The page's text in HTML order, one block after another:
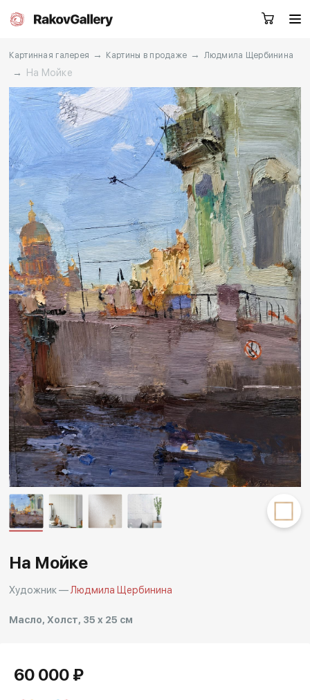
Санкт-Петербург
RU EN CN
Каталог Художники
О нас Услуги
События Контакты
Другие проекты
Rakov
baget
Rakov
special
Заказать звонок
Картинная галерея → Картины в продаже → Людмила Щербинина
→ На Мойке
На Мойке
Художник —Людмила Щербинина
Масло, Холст, 35 x 25 см
60 000 ₽